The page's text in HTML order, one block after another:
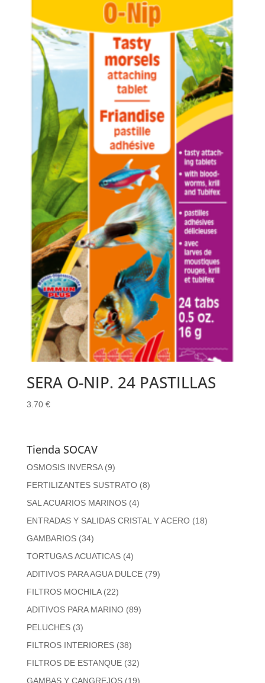
SERA O-NIP. 24 PASTILLAS
3.70 €
Tienda SOCAV
OSMOSIS INVERSA (9)
FERTILIZANTES SUSTRATO (8)
SAL ACUARIOS MARINOS (4)
ENTRADAS Y SALIDAS CRISTAL Y ACERO (18)
GAMBARIOS (34)
TORTUGAS ACUATICAS (4)
ADITIVOS PARA AGUA DULCE (79)
FILTROS MOCHILA (22)
ADITIVOS PARA MARINO (89)
PELUCHES (3)
FILTROS INTERIORES (38)
FILTROS DE ESTANQUE (32)
GAMBAS Y CANGREJOS (19)